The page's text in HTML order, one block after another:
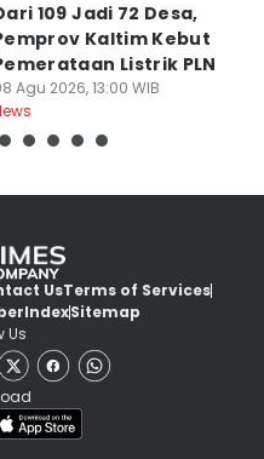
109 Jadi 72 Desa,
Kaltim Kebut
Listrik PLN
Agu 2026, 13:00 WIB
UsTerms of Services
IndexSitemap
Us